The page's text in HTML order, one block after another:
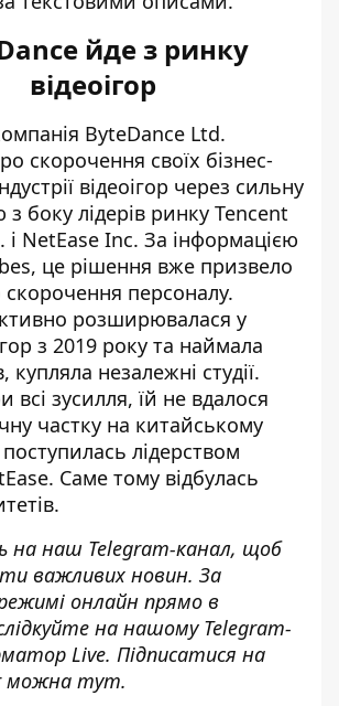
йде з ринку
відеоігор
ByteDance Ltd.
скорочення своїх бізнес-
відеоігор через сильну
з боку лідерів ринку Tencent
NetEase Inc. За інформацією
це рішення вже призвело
персоналу.
розширювалася у
з 2019 року та наймала
купляла незалежні студії.
всі зусилля, їй не вдалося
частку на китайському
лідерством
Саме тому відбулась
на наш Telegram-канал, щоб
важливих новин. За
онлайн прямо в
на нашому Telegram-
Live. Підписатися на
можна тут.